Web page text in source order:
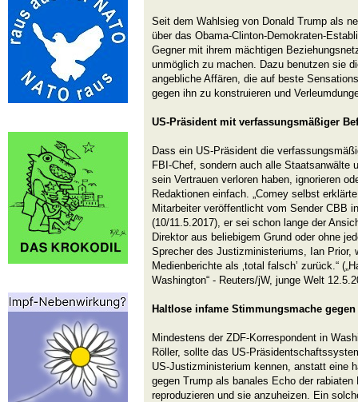
Seit dem Wahlsieg von Donald Trump als
über das Obama-Clinton-Demokraten-
Gegner mit ihrem mächtigen
unmöglich zu machen. Dazu benutzen sie
angebliche Affären, die auf beste
gegen ihn zu konstruieren und
US-Präsident mit verfassungsmäßiger
Dass ein US-Präsident die
FBI-Chef, sondern auch alle Staatsanwälte
sein Vertrauen verloren haben, ignorieren
Redaktionen einfach. „Comey selbst
Mitarbeiter veröffentlicht vom Sender CBB
(10/11.5.2017), er sei schon lange der
Direktor aus beliebigem Grund oder ohne
Sprecher des Justizministeriums, Ian Prior,
Medienberichte als ‚total falsch’ zurück.“
Washington“ - Reuters/jW, junge Welt
Haltlose infame Stimmungsmache
Mindestens der ZDF-Korrespondent in
Röller, sollte das US-
US-Justizministerium kennen, anstatt eine
gegen Trump als banales Echo der
reproduzieren und sie anzuheizen. Ein